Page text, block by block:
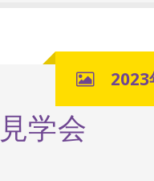
2023
学会